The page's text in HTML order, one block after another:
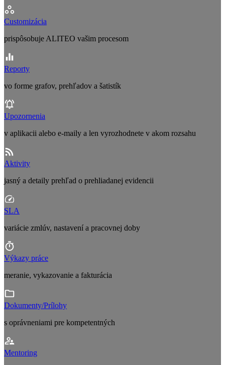
Customizácia
prispôsobuje ALITEO vašim procesom
Reporty
vo forme grafov, prehľadov a šatistík
Upozornenia
v aplikacii alebo e-maily a len vyrozhodnete v akom rozsahu
Aktivity
jasný a detaily prehľad o prehliadanej evidencii
SLA
variácie zmlúv, nastavení a pracovnej doby
Výkazy práce
meranie, vykazovanie a fakturácia
Dokumenty/Prílohy
s oprávneniami pre kompetentných
Mentoring